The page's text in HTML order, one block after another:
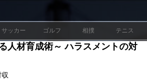
サッカー ゴルフ 相撲 テニス
人材育成術～ ハラスメントの対